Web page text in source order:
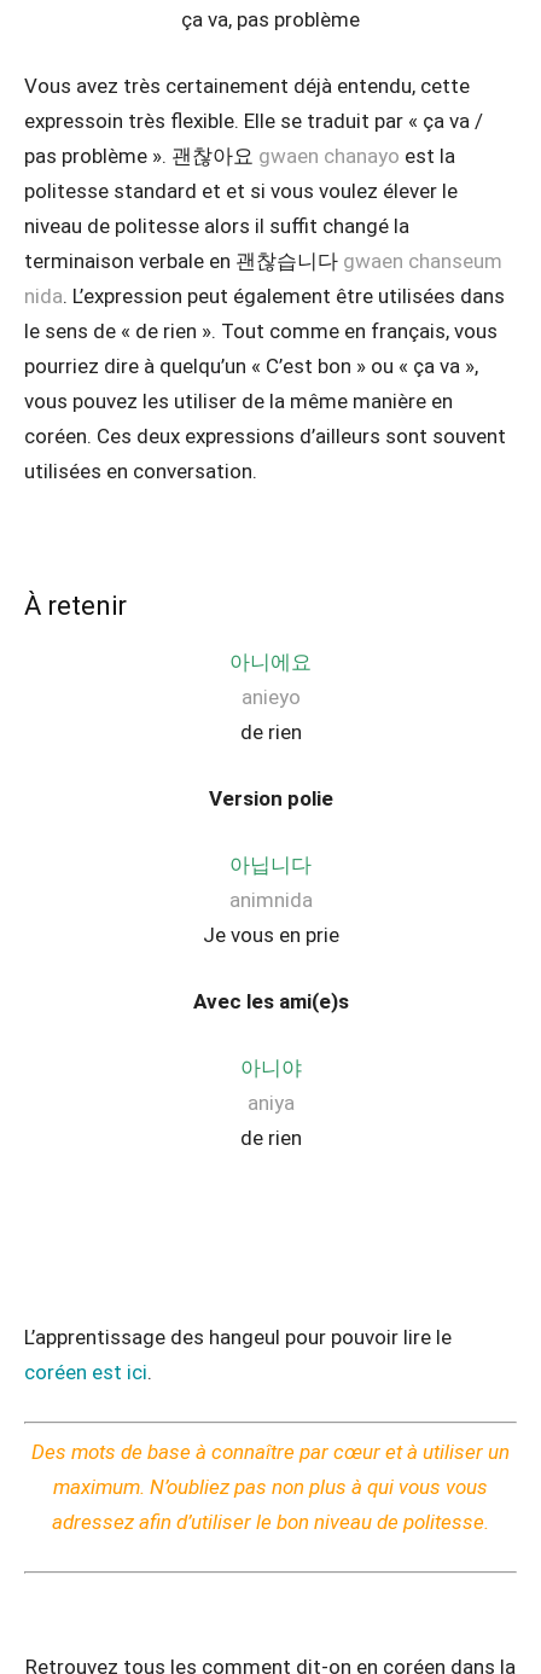
ça va, pas problème
Vous avez très certainement déjà entendu, cette
expressoin très flexible. Elle se traduit par « ça va /
pas problème ». 괜찮아요 gwaen chanayo est la
politesse standard et et si vous voulez élever le
niveau de politesse alors il suffit changé la
terminaison verbale en 괜찮습니다 gwaen chanseum
nida. L’expression peut également être utilisées dans
le sens de « de rien ». Tout comme en français, vous
pourriez dire à quelqu’un « C’est bon » ou « ça va »,
vous pouvez les utiliser de la même manière en
coréen. Ces deux expressions d’ailleurs sont souvent
utilisées en conversation.
À retenir
아니에요
anieyo
de rien
Version polie
아닙니다
animnida
Je vous en prie
Avec les ami(e)s
아니야
aniya
de rien
L’apprentissage des hangeul pour pouvoir lire le
coréen est ici.
Des mots de base à connaître par cœur et à utiliser un
maximum. N’oubliez pas non plus à qui vous vous
adressez afin d’utiliser le bon niveau de politesse.
Retrouvez tous les comment dit-on en coréen dans la